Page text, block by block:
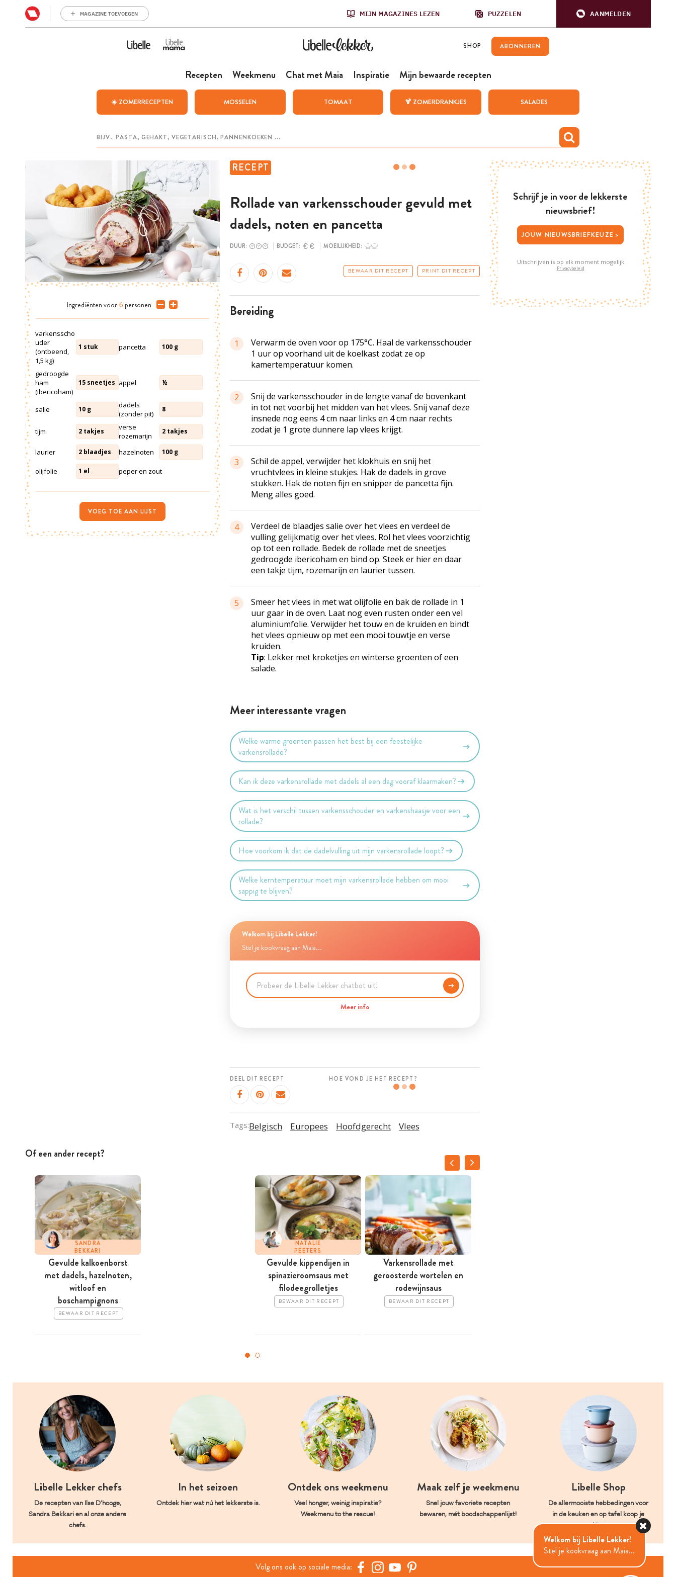
MAGAZINE TOEVOEGEN MIJN MAGAZINES LEZEN PUZZELEN AANMELDEN
SHOP ABONNEREN
Recepten Weekmenu Chat met Maia Inspiratie Mijn bewaarde recepten
☀️ ZOMERRECEPTEN MOSSELEN TOMAAT 🍹 ZOMERDRANKJES SALADES
RECEPT
Rollade van varkensschouder gevuld met
dadels, noten en pancetta
DUUR: BUDGET: MOEILIJKHEID:
BEWAAR DIT RECEPT PRINT DIT RECEPT
bereiding
1
Verwarm de oven voor op 175°C. Haal de varkensschouder
1 uur op voorhand uit de koelkast zodat ze op
kamertemperatuur komen.
2
Snij de varkensschouder in de lengte vanaf de bovenkant
in tot net voorbij het midden van het vlees. Snij vanaf deze
insnede nog eens 4 cm naar links en 4 cm naar rechts
zodat je 1 grote dunnere lap vlees krijgt.
3
Schil de appel, verwijder het klokhuis en snij het
vruchtvlees in kleine stukjes. Hak de dadels in grove
stukken. Hak de noten fijn en snipper de pancetta fijn.
Meng alles goed.
4
Verdeel de blaadjes salie over het vlees en verdeel de
vulling gelijkmatig over het vlees. Rol het vlees voorzichtig
op tot een rollade. Bedek de rollade met de sneetjes
gedroogde ibericoham en bind op. Steek er hier en daar
een takje tijm, rozemarijn en laurier tussen.
5
Smeer het vlees in met wat olijfolie en bak de rollade in 1
uur gaar in de oven. Laat nog even rusten onder een vel
aluminiumfolie. Verwijder het touw en de kruiden en bindt
het vlees opnieuw op met een mooi touwtje en verse
kruiden.
Tip: Lekker met kroketjes en winterse groenten of een
salade.
Meer interessante vragen
Welke warme groenten passen het best bij een feestelijke
varkensrollade?
Kan ik deze varkensrollade met dadels al een dag vooraf klaarmaken?
Wat is het verschil tussen varkensschouder en varkenshaasje voor een
rollade?
Hoe voorkom ik dat de dadelvulling uit mijn varkensrollade loopt?
Welke kerntemperatuur moet mijn varkensrollade hebben om mooi
sappig te blijven?
Welkom bij Libelle Lekker!
Stel je kookvraag aan Maia...
Meer info
DEEL DIT RECEPT HOE VOND JE HET RECEPT?
Tags:Belgisch Europees Hoofdgerecht Vlees
Ingrediënten voor 6 personen
varkensscho
uder
(ontbeend,
1,5 kg)
1 stuk pancetta 100 g
gedroogde
ham
(ibericoham)
15 sneetjes appel ½
salie 10 g
dadels
(zonder pit)
8
tijm 2 takjes
verse
rozemarijn
2 takjes
laurier 2 blaadjes hazelnoten 100 g
olijfolie 1 el peper en zout
VOEG TOE AAN LIJST
Of een ander recept?
SANDRA
BEKKARI
Gevulde kalkoenborst
met dadels, hazelnoten,
witloof en
boschampignons
BEWAAR DIT RECEPT
NATALIE
PEETERS
Gevulde kippendijen in
spinazieroomsaus met
filodeegrolletjes
BEWAAR DIT RECEPT
Varkensrollade met
geroosterde wortelen en
rodewijnsaus
BEWAAR DIT RECEPT
Schrijf je in voor de lekkerste
nieuwsbrief!
JOUW NIEUWSBRIEFKEUZE >
Uitschrijven is op elk moment mogelijk
Privacybeleid
Libelle Lekker chefs
De recepten van Ilse D’hooge,
Sandra Bekkari en al onze andere
chefs.
In het seizoen
Ontdek hier wat nú het lekkerste is.
Ontdek ons weekmenu
Veel honger, weinig inspiratie?
Weekmenu to the rescue!
Maak zelf je weekmenu
Snel jouw favoriete recepten
bewaren, mét boodschappenlijst!
Libelle Shop
De allermooiste hebbedingen voor
in de keuken en op tafel koop je
hier.
Volg ons ook op sociale media:
Welkom bij Libelle Lekker!
Stel je kookvraag aan Maia...